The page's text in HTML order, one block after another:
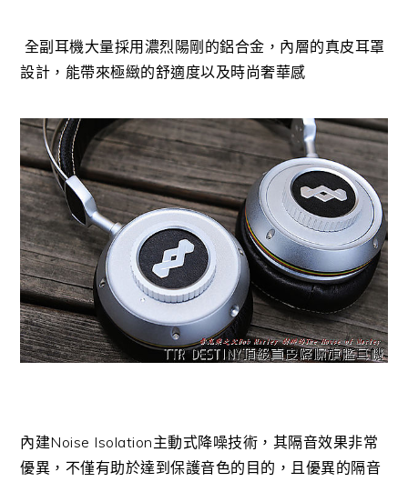
全副耳機大量採用濃烈陽剛的鋁合金，內層的真皮耳罩
設計，能帶來極緻的舒適度以及時尚奢華感
內建Noise Isolation主動式降噪技術，其隔音效果非常
優異，不僅有助於達到保護音色的目的，且優異的隔音